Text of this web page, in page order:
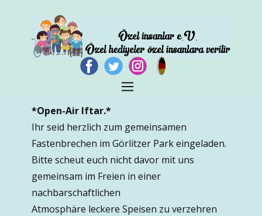
*Open-Air Iftar.*
Ihr seid herzlich zum gemeinsamen
Fastenbrechen im Görlitzer Park eingeladen.
Bitte scheut euch nicht davor mit uns
gemeinsam im Freien in einer
nachbarschaftlichen
Atmosphäre leckere Speisen zu verzehren